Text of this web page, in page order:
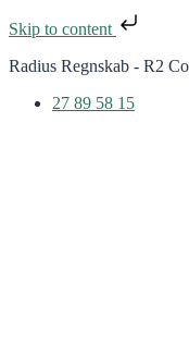
Skip to content
Radius Regnskab - R2
27 89 58 15